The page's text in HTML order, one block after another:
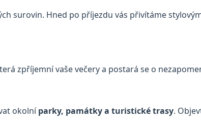
surovin. Hned po příjezdu vás přivítáme
zpříjemní vaše večery a postará se o
okolníparky, památky a turistické trasy.